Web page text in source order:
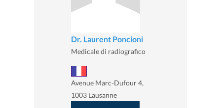
Dr. Laurent Poncioni
Medicale di radiografico
Avenue Marc-Dufour 4,
1003 Lausanne